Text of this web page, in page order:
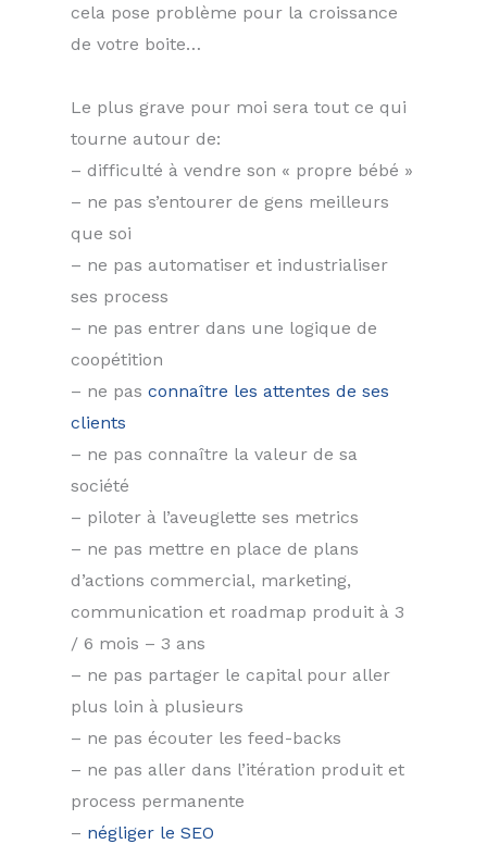
cela pose problème pour la croissance
de votre boite…
Le plus grave pour moi sera tout ce qui
tourne autour de:
– difficulté à vendre son « propre bébé »
– ne pas s’entourer de gens meilleurs
que soi
– ne pas automatiser et industrialiser
ses process
– ne pas entrer dans une logique de
coopétition
– ne pas connaître les attentes de ses
clients
– ne pas connaître la valeur de sa
société
– piloter à l’aveuglette ses metrics
– ne pas mettre en place de plans
d’actions commercial, marketing,
communication et roadmap produit à 3
/ 6 mois – 3 ans
– ne pas partager le capital pour aller
plus loin à plusieurs
– ne pas écouter les feed-backs
– ne pas aller dans l’itération produit et
process permanente
– négliger le SEO